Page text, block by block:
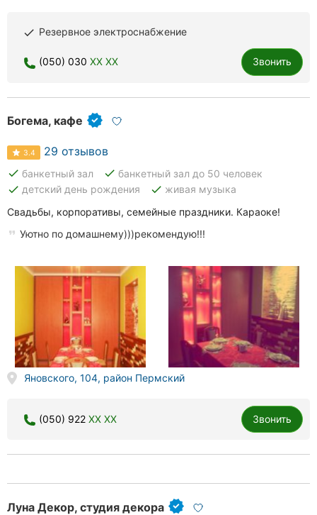
done Резервное электроснабжение
(050) 030 XX XX Звонить
Богема, кафе
3.4 29 отзывов
done банкетный зал done банкетный зал до 50 человек
done детский день рождения done живая музыка
Свадьбы, корпоративы, семейные праздники. Караоке!
Уютно по домашнему)))рекомендую!!!
Яновского, 104, район Пермский
(050) 922 XX XX Звонить
Луна Декор, студия декора